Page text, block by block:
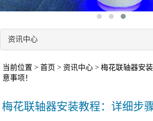
资讯中心
当前位置 > 首页 > 资讯中心 > ​梅花联轴器安
意事项！
梅花联轴器安装教程：详细步